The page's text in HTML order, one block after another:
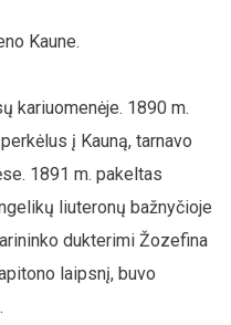
Kaune.
kariuomenėje. 1890 m.
į Kauną, tarnavo
1891 m. pakeltas
liuteronų bažnyčioje
dukterimi Žozefina
laipsnį, buvo